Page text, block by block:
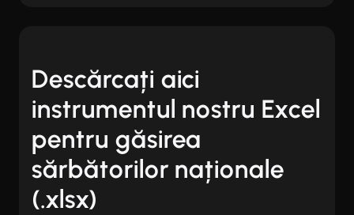
Descărcați aici
instrumentul nostru Excel
pentru găsirea
sărbătorilor naționale
(.xlsx)